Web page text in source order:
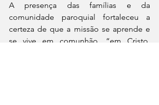
A presença das famílias e da
comunidade paroquial fortaleceu a
certeza de que a missão se aprende e
se vive em comunhão, “em Cristo,